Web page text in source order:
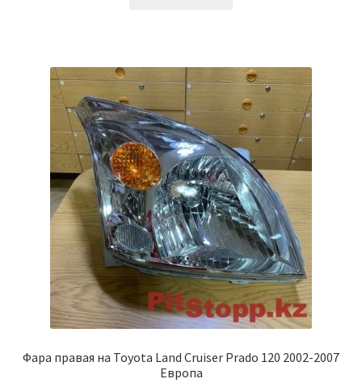
Фара правая на Toyota Land Cruiser Prado 120 2002-2007
Европа